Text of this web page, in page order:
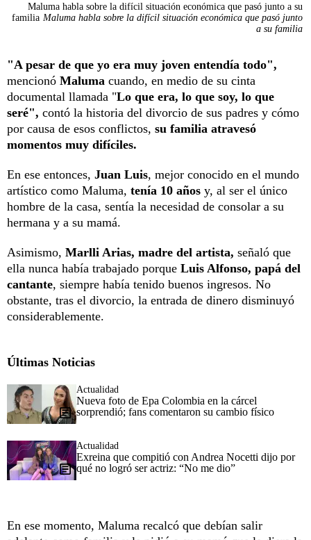
Maluma habla sobre la difícil situación económica que pasó junto a su
familia Maluma habla sobre la difícil situación económica que pasó junto
a su familia
"A pesar de que yo era muy joven entendía todo",
mencionó Maluma cuando, en medio de su cinta
documental llamada "Lo que era, lo que soy, lo que
seré", contó la historia del divorcio de sus padres y cómo
por causa de esos conflictos, su familia atravesó
momentos muy difíciles.
En ese entonces, Juan Luis, mejor conocido en el mundo
artístico como Maluma, tenía 10 años y, al ser el único
hombre de la casa, sentía la necesidad de consolar a su
hermana y a su mamá.
Asimismo, Marlli Arias, madre del artista, señaló que
ella nunca había trabajado porque Luis Alfonso, papá del
cantante, siempre había tenido buenos ingresos. No
obstante, tras el divorcio, la entrada de dinero disminuyó
considerablemente.
Últimas Noticias
Actualidad
Nueva foto de Epa Colombia en la cárcel
sorprendió; fans comentaron su cambio físico
Actualidad
Exreina que compitió con Andrea Nocetti dijo por
qué no logró ser actriz: “No me dio”
En ese momento, Maluma recalcó que debían salir